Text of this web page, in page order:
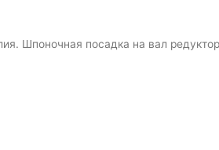
Шпоночная посадка на вал